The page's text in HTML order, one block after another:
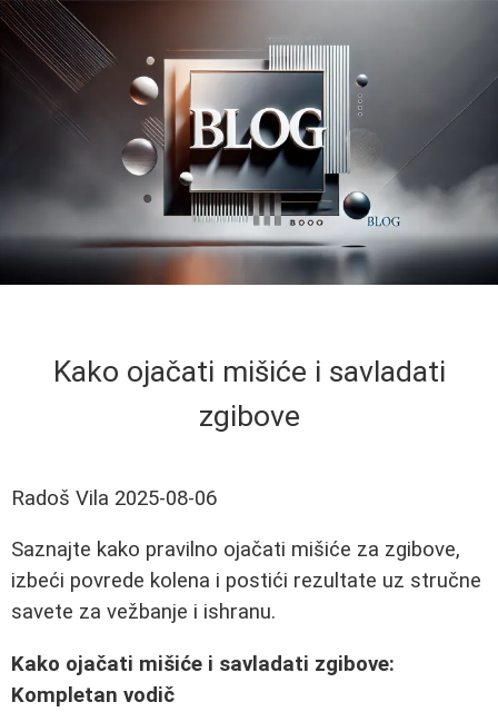
Kako ojačati mišiće i savladati
zgibove
Radoš Vila 2025-08-06
Saznajte kako pravilno ojačati mišiće za zgibove,
izbeći povrede kolena i postići rezultate uz stručne
savete za vežbanje i ishranu.
Kako ojačati mišiće i savladati zgibove:
Kompletan vodič